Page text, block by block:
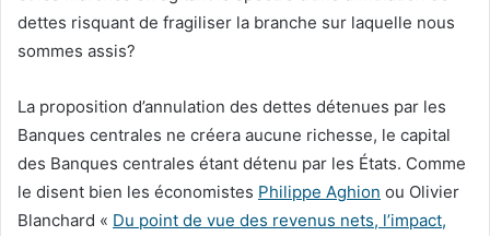
dettes risquant de fragiliser la branche sur laquelle nous
sommes assis?
La proposition d’annulation des dettes détenues par les
Banques centrales ne créera aucune richesse, le capital
des Banques centrales étant détenu par les États. Comme
le disent bien les économistes Philippe Aghion ou Olivier
Blanchard « Du point de vue des revenus nets, l’impact,